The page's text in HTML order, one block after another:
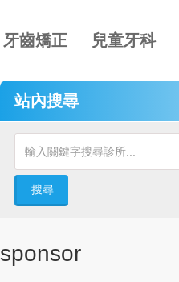
牙齒矯正 兒童牙科
站內搜尋
搜尋
sponsor